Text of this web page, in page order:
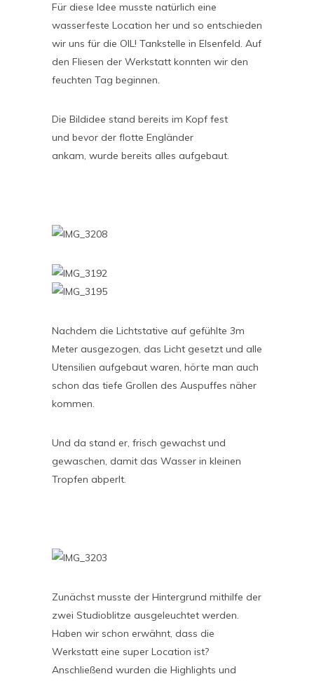
Für diese Idee musste natürlich eine
wasserfeste Location her und so entschieden
wir uns für die OIL! Tankstelle in Elsenfeld. Auf
den Fliesen der Werkstatt konnten wir den
feuchten Tag beginnen.
Die Bildidee stand bereits im Kopf fest
und bevor der flotte Engländer
ankam, wurde bereits alles aufgebaut.
Nachdem die Lichtstative auf gefühlte 3m
Meter ausgezogen, das Licht gesetzt und alle
Utensilien aufgebaut waren, hörte man auch
schon das tiefe Grollen des Auspuffes näher
kommen.
Und da stand er, frisch gewachst und
gewaschen, damit das Wasser in kleinen
Tropfen abperlt.
Zunächst musste der Hintergrund mithilfe der
zwei Studioblitze ausgeleuchtet werden.
Haben wir schon erwähnt, dass die
Werkstatt eine super Location ist?
Anschließend wurden die Highlights und